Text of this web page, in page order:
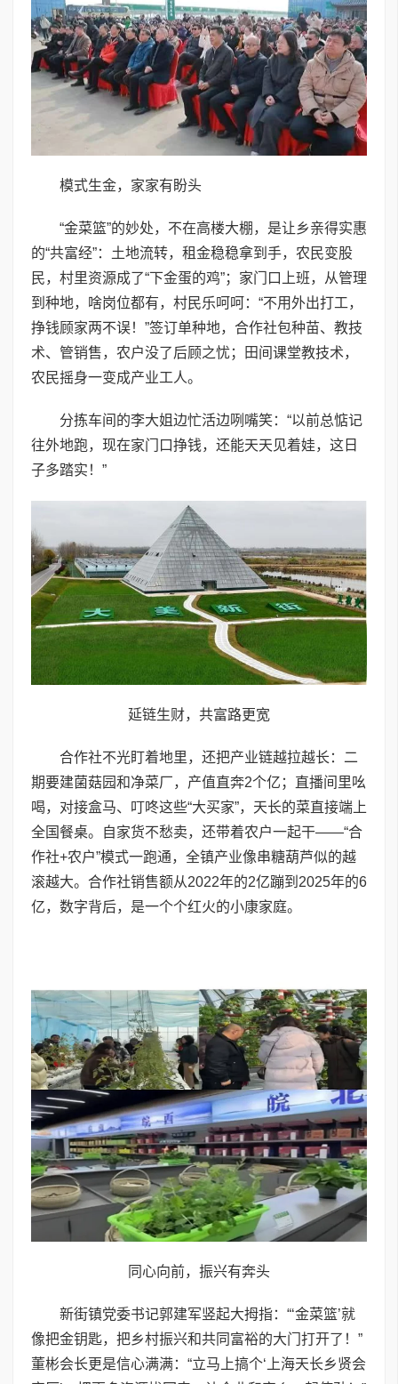
模式生金，家家有盼头
“金菜篮”的妙处，不在高楼大棚，是让乡亲得实惠
的“共富经”：土地流转，租金稳稳拿到手，农民变股
民，村里资源成了“下金蛋的鸡”；家门口上班，从管理
到种地，啥岗位都有，村民乐呵呵：“不用外出打工，
挣钱顾家两不误！”签订单种地，合作社包种苗、教技
术、管销售，农户没了后顾之忧；田间课堂教技术，
农民摇身一变成产业工人。
分拣车间的李大姐边忙活边咧嘴笑：“以前总惦记
往外地跑，现在家门口挣钱，还能天天见着娃，这日
子多踏实！”
延链生财，共富路更宽
合作社不光盯着地里，还把产业链越拉越长：二
期要建菌菇园和净菜厂，产值直奔2个亿；直播间里吆
喝，对接盒马、叮咚这些“大买家”，天长的菜直接端上
全国餐桌。自家货不愁卖，还带着农户一起干——“合
作社+农户”模式一跑通，全镇产业像串糖葫芦似的越
滚越大。合作社销售额从2022年的2亿蹦到2025年的6
亿，数字背后，是一个个红火的小康家庭。
同心向前，振兴有奔头
新街镇党委书记郭建军竖起大拇指：“‘金菜篮’就
像把金钥匙，把乡村振兴和共同富裕的大门打开了！”
董彬会长更是信心满满：“立马上搞个‘上海天长乡贤会